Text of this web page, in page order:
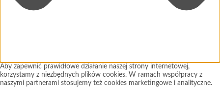
Aby zapewnić prawidłowe działanie naszej strony internetowej,
korzystamy z niezbędnych plików cookies. W ramach współpracy z
naszymi partnerami stosujemy też cookies marketingowe i analityczne.